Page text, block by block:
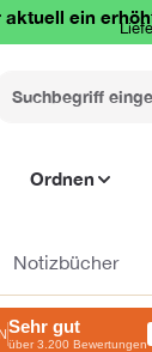
ein
Ordnen
Notizbücher
Sehr gut
über 3.200 Bewertungen